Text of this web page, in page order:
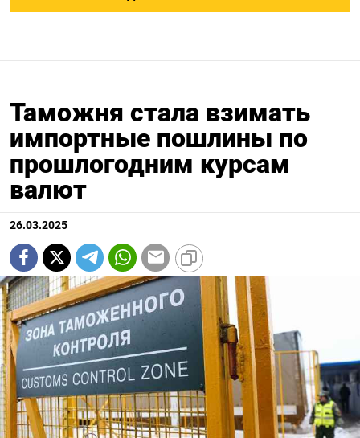
Таможня стала взимать
импортные пошлины по
прошлогодним курсам
валют
26.03.2025